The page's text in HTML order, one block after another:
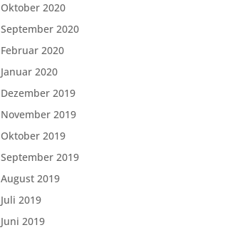
Oktober 2020
September 2020
Februar 2020
Januar 2020
Dezember 2019
November 2019
Oktober 2019
September 2019
August 2019
Juli 2019
Juni 2019